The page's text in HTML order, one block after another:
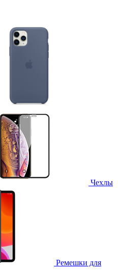
Чехлы
Ремешки для